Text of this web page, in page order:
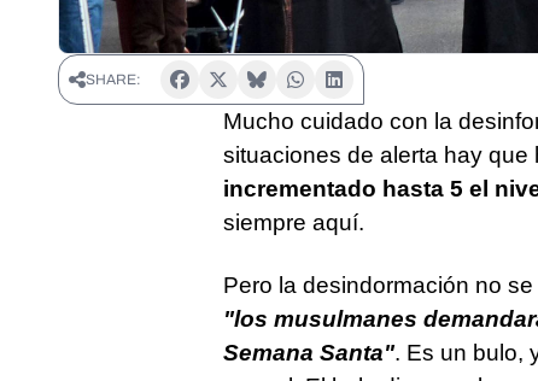
SHARE:
Mucho cuidado con la
situaciones de alerta hay
incrementado hasta 5 el
siempre aquí.
Pero la desindormación no
"los musulmanes
Semana Santa". Es un bulo,